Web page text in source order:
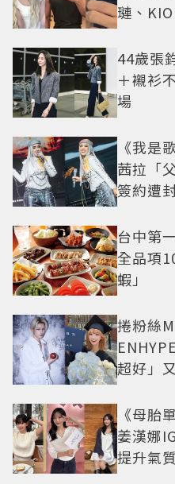
璉、
44歲張
＋襯衫
場
《我是
茜拉「
簽約遭
台中第
全品項
蝦」
捲粉絲
超好」
《母胎
姜漢娜
提升氣